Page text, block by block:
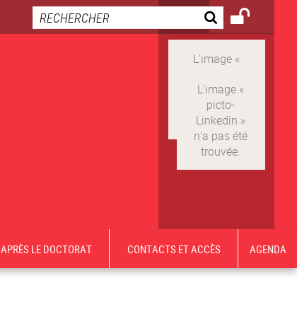
APRÈS LE DOCTORAT CONTACTS ET ACCÈS AGENDA